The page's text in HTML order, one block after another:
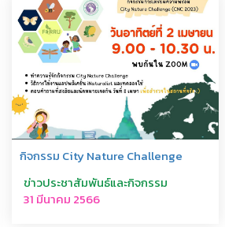
กิจกรรม City Nature Challenge
ข่าวประชาสัมพันธ์และกิจกรรม
31 มีนาคม 2566